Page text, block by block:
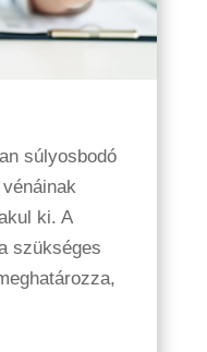
súlyosbodó
ki. A
szükséges